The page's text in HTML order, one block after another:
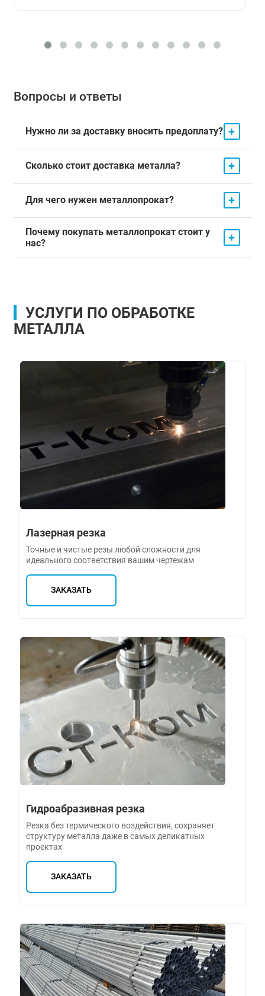
Вопросы и ответы
Нужно ли за доставку вносить предоплату? +
Сколько стоит доставка металла? +
Для чего нужен металлопрокат? +
Почему покупать металлопрокат стоит у
нас?
+
УСЛУГИ ПО ОБРАБОТКЕ
МЕТАЛЛА
Лазерная резка
Точные и чистые резы любой сложности для
идеального соответствия вашим чертежам
ЗАКАЗАТЬ
Гидроабразивная резка
Резка без термического воздействия, сохраняет
структуру металла даже в самых деликатных
проектах
ЗАКАЗАТЬ